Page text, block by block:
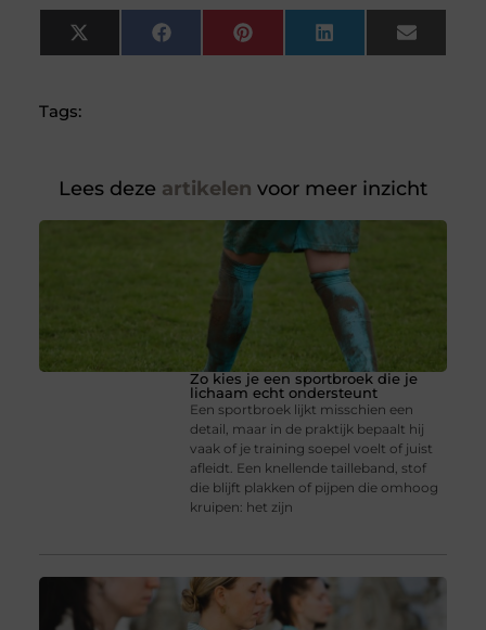
X
(Twitter)
FacebookPinterest LinkedIn Email
Tags:
Lees deze artikelen voor meer inzicht
Zo kies je een sportbroek die je
lichaam echt ondersteunt
Een sportbroek lijkt misschien een
detail, maar in de praktijk bepaalt hij
vaak of je training soepel voelt of juist
afleidt. Een knellende tailleband, stof
die blijft plakken of pijpen die omhoog
kruipen: het zijn